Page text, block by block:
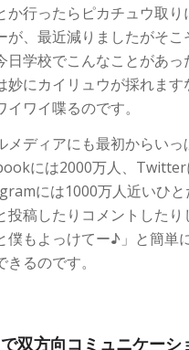
か行ったらピカチュウ取り
が、最近減りましたがそこ
日学校でこんなことがあっ
妙にカイリュウが採れます
イワイ喋るのです。
メディアにも最初からいっ
には2000万人、
には1000万人近いひと
投稿したりコメントしたり
僕もよっけてー♪」と簡単
るのです。
で双方向コミュニケーシ